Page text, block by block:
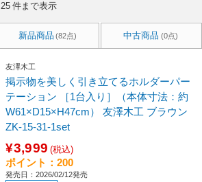
25 件まで表示
新品商品 (82点) 中古商品 (0点)
友澤木工
掲示物を美しく引き立てるホルダーパー
テーション ［1台入り］（本体寸法：約
W61×D15×H47cm） 友澤木工 ブラウン
ZK-15-31-1set
¥3,999 (税込)
ポイント：200
発売日：2026/02/12発売